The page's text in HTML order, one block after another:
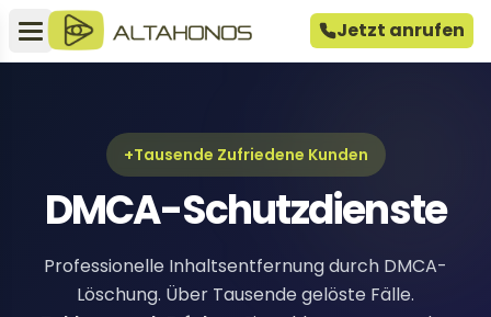
Jetzt anrufen
+Tausende Zufriedene Kunden
DMCA-Schutzdienste
Professionelle Inhaltsentfernung durch DMCA-
Löschung. Über Tausende gelöste Fälle.